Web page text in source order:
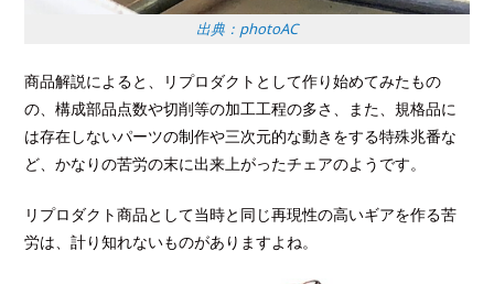
出典：photoAC
商品解説によると、リプロダクトとして作り始めてみたもの
の、構成部品点数や切削等の加工工程の多さ、また、規格品に
は存在しないパーツの制作や三次元的な動きをする特殊兆番な
ど、かなりの苦労の末に出来上がったチェアのようです。
リプロダクト商品として当時と同じ再現性の高いギアを作る苦
労は、計り知れないものがありますよね。